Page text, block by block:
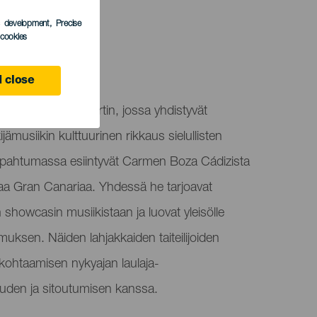
development, Precise
close
jännittävän konsertin, jossa yhdistyvät
kulttuurinen rikkaus sielullisten
esiintyvät Carmen Boza Cádizista
Gran Canariaa. Yhdessä he tarjoavat
showcasin musiikistaan ja luovat yleisölle
Näiden lahjakkaiden taiteilijoiden
nykyajan laulaja-
ja sitoutumisen kanssa.